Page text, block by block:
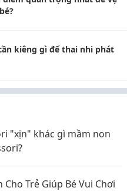
kiêng gì để thai nhi phát
"xịn" khác gì mầm non
Trẻ Giúp Bé Vui Chơi